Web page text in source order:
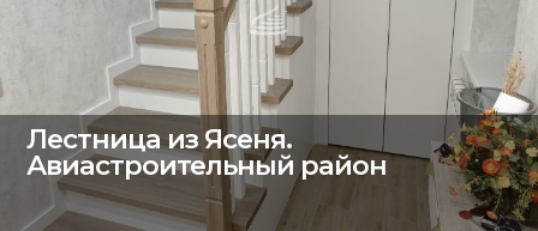
Лестница из Ясеня.
Авиастроительный район